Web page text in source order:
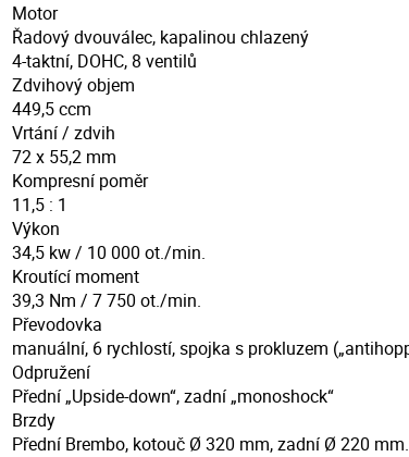
Motor
Řadový dvouválec, kapalinou chlazený
4-taktní, DOHC, 8 ventilů
Zdvihový objem
449,5 ccm
Vrtání / zdvih
72 x 55,2 mm
Kompresní poměr
11,5 : 1
Výkon
34,5 kw / 10 000 ot./min.
Kroutící moment
39,3 Nm / 7 750 ot./min.
Převodovka
manuální, 6 rychlostí, spojka s prokluzem
Odpružení
Přední „Upside-down“, zadní „monoshock“
Brzdy
Přední Brembo, kotouč Ø 320 mm, zadní Ø 220 mm.